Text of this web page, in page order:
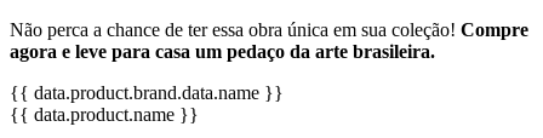
Não perca a chance de ter essa obra única em sua coleção! Compre
agora e leve para casa um pedaço da arte brasileira.
{{ data.product.brand.data.name }}
{{ data.product.name }}